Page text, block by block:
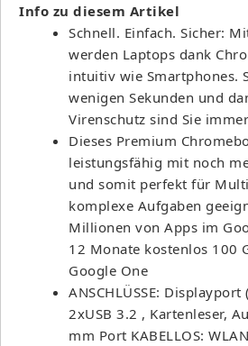
Info zu diesem Artikel
Schnell. Einfach. Sicher:
werden Laptops dank
intuitiv wie Smartphones.
wenigen Sekunden und
Virenschutz sind Sie
Dieses Premium
leistungsfähig mit noch
und somit perfekt für
komplexe Aufgaben
Millionen von Apps im
12 Monate kostenlos 100
Google One
ANSCHLÜSSE: Displayport
2xUSB 3.2 , Kartenleser,
mm Port KABELLOS: